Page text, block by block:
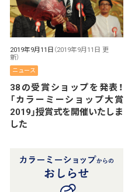
2019年9月11日 （2019年9月11日 更
新）
ニュース
38の受賞ショップを発表！
「カラーミーショップ大賞
2019」授賞式を開催いたしま
した